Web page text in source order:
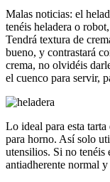
Malas noticias: el
tenéis heladera o
Tendrá textura de
bueno, y contrastará
crema, no olvidéis
el cuenco para servir,
Lo ideal para esta
para horno. Así solo
utensilios. Si no tenéis
antiadherente normal